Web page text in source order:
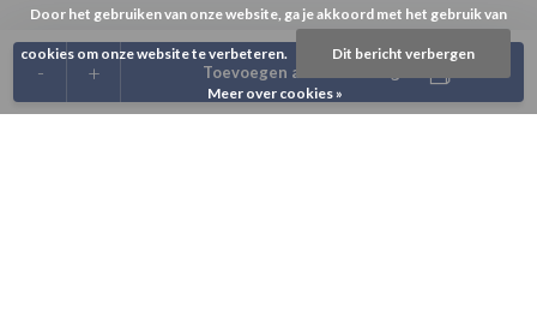
+
- Toevoegen aan winkelwagen
Door het gebruiken van onze website, ga je akkoord met het gebruik van
cookies om onze website te verbeteren. Dit bericht verbergen
Meer over cookies »